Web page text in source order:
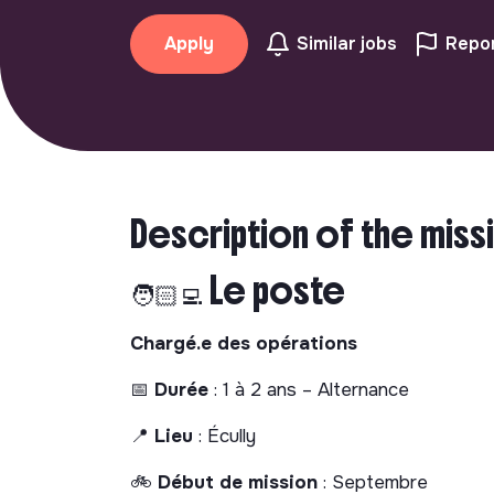
Apply Similar jobs
Description of the
🧑🏻‍💻 Le poste
Chargé.e des opérations
📅 Durée : 1 à 2 ans – Alternance
📍 Lieu : Écully
🚲 Début de mission : Septembre